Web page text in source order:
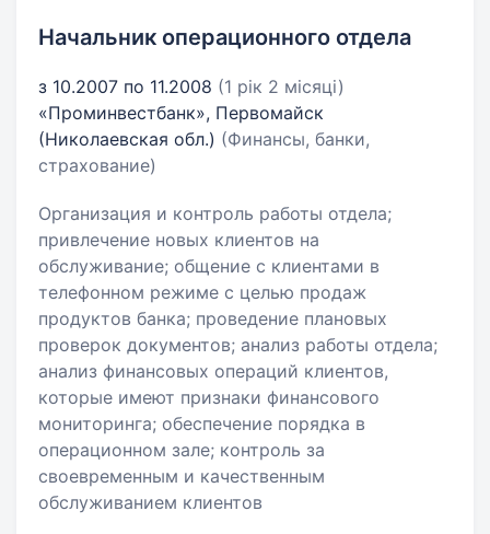
Начальник операционного отдела
з 10.2007 по 11.2008 (1 рік 2 місяці)
«Проминвестбанк», Первомайск
(Николаевская обл.) (Финансы, банки,
страхование)
Организация и контроль работы отдела;
привлечение новых клиентов на
обслуживание; общение с клиентами в
телефонном режиме с целью продаж
продуктов банка; проведение плановых
проверок документов; анализ работы отдела;
анализ финансовых операций клиентов,
которые имеют признаки финансового
мониторинга; обеспечение порядка в
операционном зале; контроль за
своевременным и качественным
обслуживанием клиентов